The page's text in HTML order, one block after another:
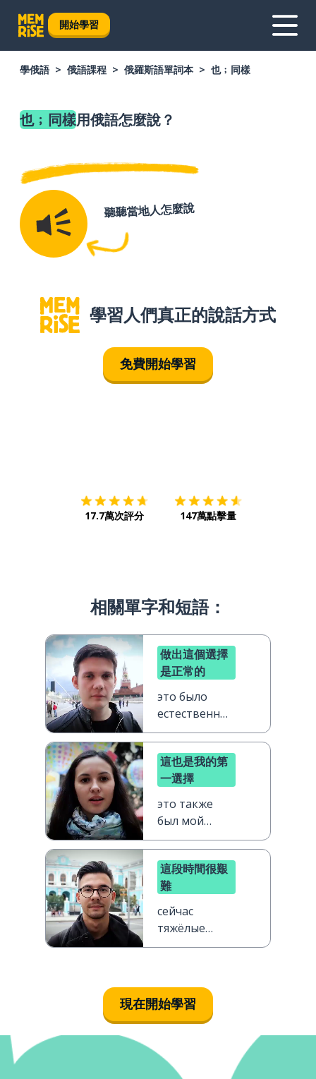
開始學習
學俄語 俄語課程 俄羅斯語單詞本 也﹔同樣
也﹔同樣用俄語怎麼說？
聽聽當地人怎麼說
學習人們真正的說話方式
免費開始學習
17.7萬次評分 147萬點擊量
相關單字和短語：
做出這個選擇
是正常的
это было
естественным
выбором
這也是我的第
一選擇
это также
был мой
главный
выбор
這段時間很艱
難
сейчас
тяжёлые
времена
現在開始學習